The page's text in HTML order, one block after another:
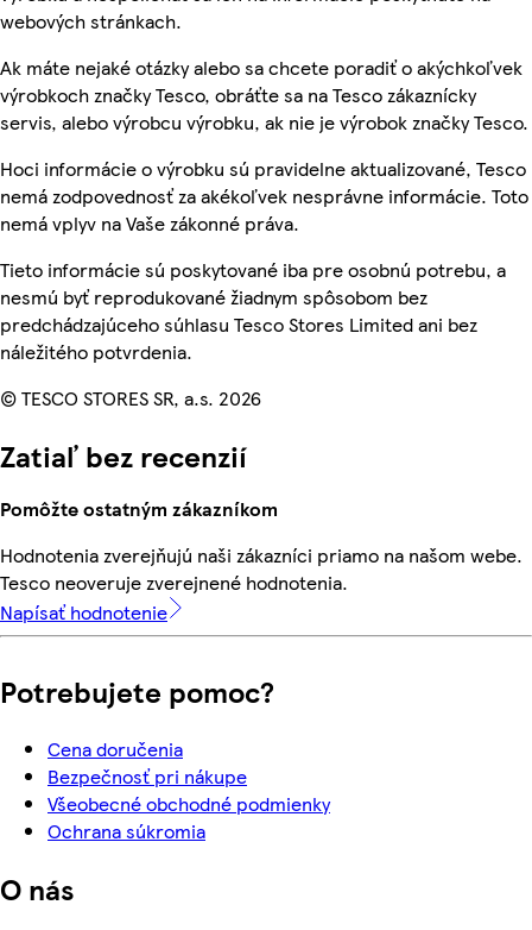
webových stránkach.
Ak máte nejaké otázky alebo sa chcete poradiť o akýchkoľvek
výrobkoch značky Tesco, obráťte sa na Tesco zákaznícky
servis, alebo výrobcu výrobku, ak nie je výrobok značky Tesco.
Hoci informácie o výrobku sú pravidelne aktualizované, Tesco
nemá zodpovednosť za akékoľvek nesprávne informácie. Toto
nemá vplyv na Vaše zákonné práva.
Tieto informácie sú poskytované iba pre osobnú potrebu, a
nesmú byť reprodukované žiadnym spôsobom bez
predchádzajúceho súhlasu Tesco Stores Limited ani bez
náležitého potvrdenia.
© TESCO STORES SR, a.s. 2026
Zatiaľ bez recenzií
Pomôžte ostatným zákazníkom
Hodnotenia zverejňujú naši zákazníci priamo na našom webe.
Tesco neoveruje zverejnené hodnotenia.
Napísať hodnotenie
Potrebujete pomoc?
Cena doručenia
Bezpečnosť pri nákupe
Všeobecné obchodné podmienky
Ochrana súkromia
O nás